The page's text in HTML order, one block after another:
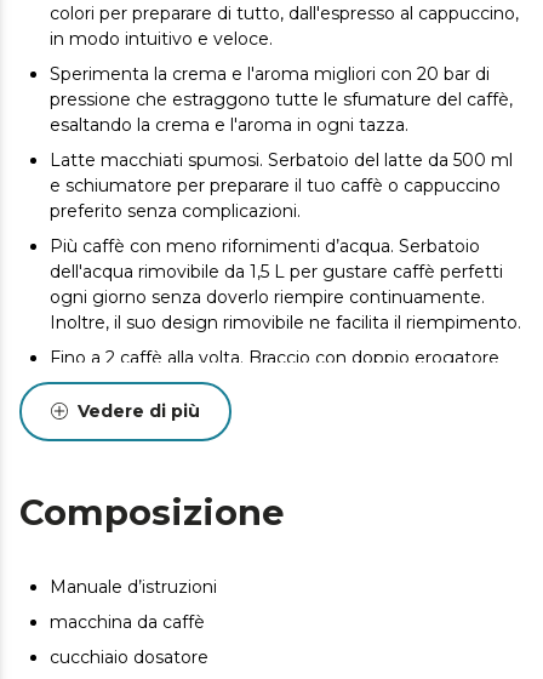
colori per preparare di tutto, dall'espresso al cappuccino,
in modo intuitivo e veloce.
Sperimenta la crema e l'aroma migliori con 20 bar di
pressione che estraggono tutte le sfumature del caffè,
esaltando la crema e l'aroma in ogni tazza.
Latte macchiati spumosi. Serbatoio del latte da 500 ml
e schiumatore per preparare il tuo caffè o cappuccino
preferito senza complicazioni.
Più caffè con meno rifornimenti d’acqua. Serbatoio
dell'acqua rimovibile da 1,5 L per gustare caffè perfetti
ogni giorno senza doverlo riempire continuamente.
Inoltre, il suo design rimovibile ne facilita il riempimento.
Fino a 2 caffè alla volta. Braccio con doppio erogatore
per preparare due caffè contemporaneamente,
risparmiando tempo senza perdere efficienza nella
preparazione.
scuro e plastica
Pulizia facile. Vaschetta raccogligocce rimovibile per
Tempera le tazze. Superficie scalda-tazze che mantiene
la tazza alla temperatura perfetta per prolungare il
Vedere di più
Composizione
Manuale d’istruzioni
macchina da caffè
cucchiaio dosatore